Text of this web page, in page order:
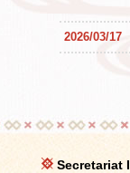
2026/03/17
Secretariat